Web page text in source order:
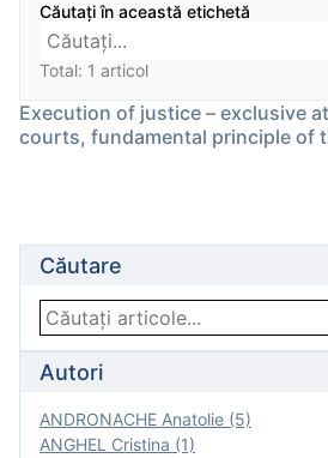
Căutați în această etichetă
Total: 1 articol
Execution of justice – exclusive
courts, fundamental principle of
Căutare
Autori
ANDRONACHE Anatolie (5)
ANGHEL Cristina (1)